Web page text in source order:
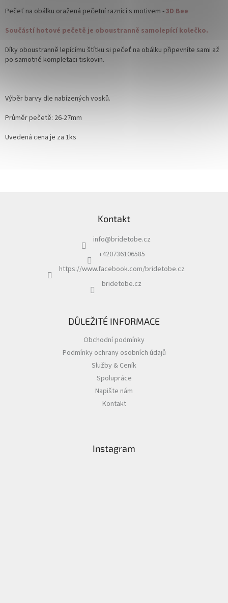
Pečeť na obálku oražená pečetní raznicí s motivem -3D Bee
Součástí hotové pečetě je oboustranně samolepící kolečko.
Díky oboustranně lepícímu štítku si pečeť na obálku připevníte sami až
po samotné kompletaci tiskovin.
Výběr barvy dle nabízených vosků.
Průměr pečetě: 26-27mm
Uvedená cena je za 1ks
Kontakt
info@bridetobe.cz
+420736106585
https://www.facebook.com/bridetobe.cz
bridetobe.cz
DŮLEŽITÉ INFORMACE
Obchodní podmínky
Podmínky ochrany osobních údajů
Služby & Ceník
Spolupráce
Napište nám
Kontakt
Instagram